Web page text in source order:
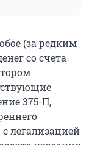
(за редким
со счета
375-П,
легализацией